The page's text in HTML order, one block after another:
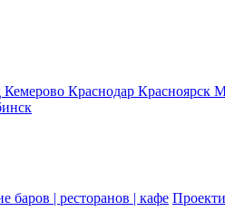
Кемерово Краснодар Красноярск
баров | ресторанов | кафе